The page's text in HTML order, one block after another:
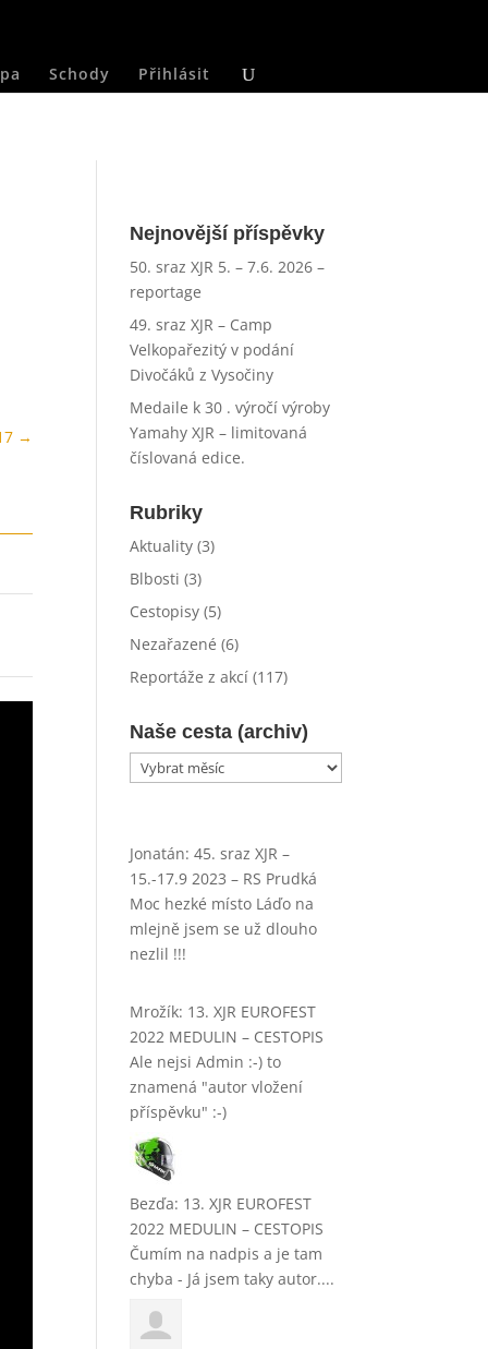
Schody Přihlásit
→
Nejnovější příspěvky
50. sraz XJR 5. – 7.6. 2026 –
reportage
49. sraz XJR – Camp
Velkopařezitý v podání
Divočáků z Vysočiny
Medaile k 30 . výročí výroby
Yamahy XJR – limitovaná
číslovaná edice.
Rubriky
Aktuality (3)
Blbosti (3)
Cestopisy (5)
Nezařazené (6)
Reportáže z akcí (117)
Naše cesta (archiv)
Naše
cesta
Jonatán:45. sraz XJR –
15.-17.9 2023 – RS Prudká
Moc hezké místo Láďo na
mlejně jsem se už dlouho
nezlil !!!
Mrožík: 13. XJR EUROFEST
2022 MEDULIN – CESTOPIS
Ale nejsi Admin :-) to
znamená "autor vložení
příspěvku" :-)
Bezďa: 13. XJR EUROFEST
2022 MEDULIN – CESTOPIS
Čumím na nadpis a je tam
chyba - Já jsem taky autor....